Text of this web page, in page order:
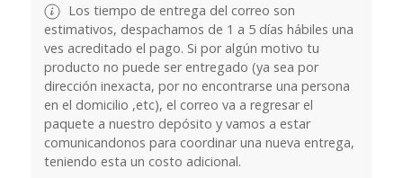
Los tiempo de entrega del correo son
estimativos, despachamos de 1 a 5 días hábiles una
ves acreditado el pago. Si por algún motivo tu
producto no puede ser entregado (ya sea por
dirección inexacta, por no encontrarse una persona
en el domicilio ,etc), el correo va a regresar el
paquete a nuestro depósito y vamos a estar
comunicandonos para coordinar una nueva entrega,
teniendo esta un costo adicional.